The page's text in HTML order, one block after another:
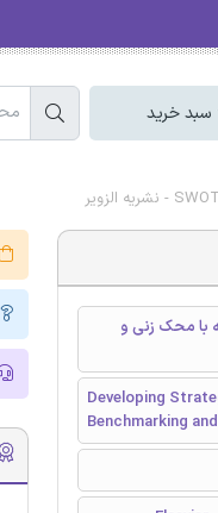
سبد خرید
با محک زنی و
Developing
Benchmarking